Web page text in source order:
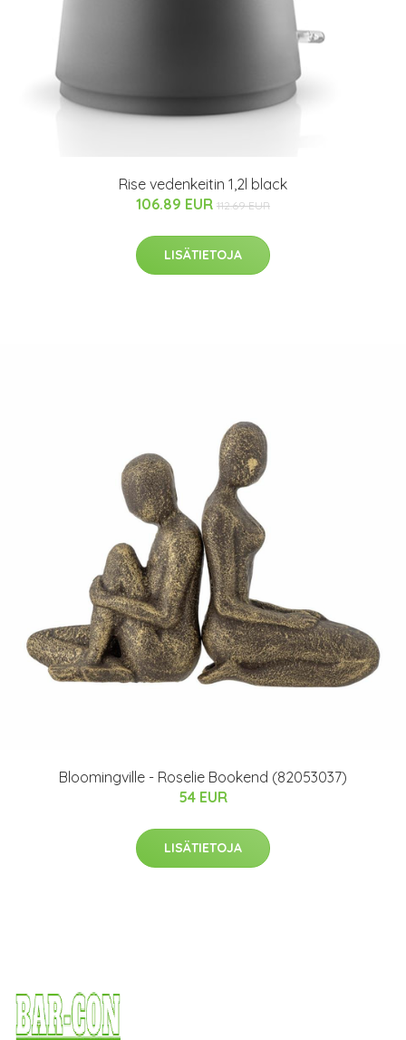
Rise vedenkeitin 1,2l black
106.89 EUR 112.69 EUR
LISÄTIETOJA
Bloomingville - Roselie Bookend (82053037)
54 EUR
LISÄTIETOJA